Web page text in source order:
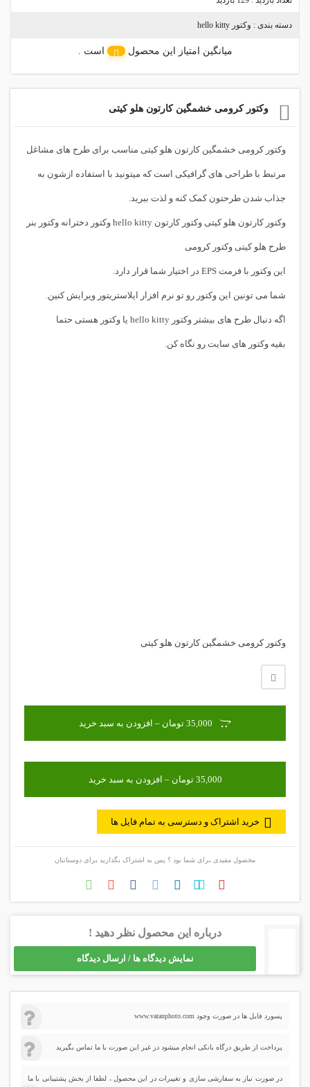
دسته بندی : وکتور hello kitty
میانگین امتیاز این محصول است .
وکتور کرومی خشمگین کارتون هلو کیتی
وکتور کرومی خشمگین کارتون هلو کیتی مناسب برای طرح های مشاغل
مرتبط با طراحی های گرافیکی است که میتونید با استفاده ازشون به
جذاب شدن طرحتون کمک کنه و لذت ببرید.
وکتور کارتون هلو کیتی وکتور کارتون hello kitty وکتور دخترانه وکتور بنر
طرح هلو کیتی وکتور کرومی
این وکتور با فرمت EPS در اختیار شما قرار دارد.
شما می تونین این وکتور رو تو نرم افزار ایلاستریتور ویرایش کنین.
اگه دنبال طرح های بیشتر وکتور hello kitty یا وکتور هستی حتما
بقیه وکتور های سایت رو نگاه کن.
وکتور کرومی خشمگین کارتون هلو کیتی
35,000 تومان – افزودن به سبد خرید
خرید اشتراک و دسترسی به تمام فایل ها
محصول مفیدی برای شما بود ؟ پس به اشتراک بگذارید برای دوستانتان
درباره این محصول نظر دهید !
نمایش دیدگاه ها / ارسال دیدگاه
پسورد فایل ها در صورت وجود www.vatanphoto.com
پرداخت از طریق درگاه بانکی انجام میشود در غیر این صورت با ما تماس بگیرید
در صورت نیاز به سفارشی سازی و تغییرات در این محصول ، لطفا از بخش پشتیبانی با ما